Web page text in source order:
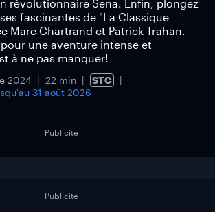
révolutionnaire Sena. Enfin, plongez
fascinantes de "La Classique
Marc Chartrand et Patrick Trahan.
une aventure intense et
à ne pas manquer!
2024 22 min
STC
31 août 2026
Publicité
Publicité